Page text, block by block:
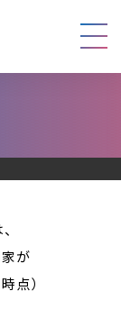
が
点）